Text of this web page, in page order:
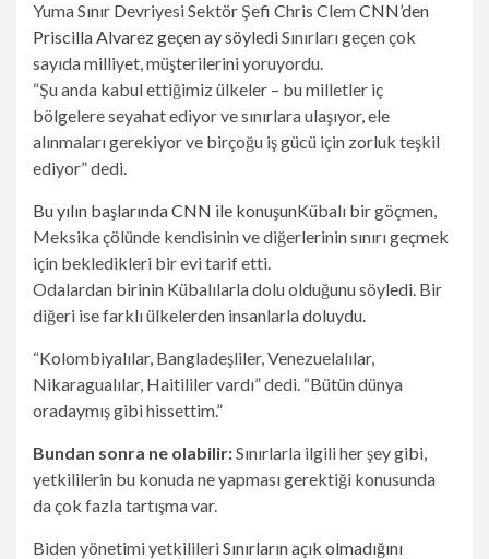
Yuma Sınır Devriyesi Sektör Şefi Chris ClemCNN’den
Priscilla Alvarez geçen ay söylediSınırları geçen çok
sayıda milliyet, müşterilerini yoruyordu.
“Şu anda kabul ettiğimiz ülkeler – bu milletler iç
bölgelere seyahat ediyor ve sınırlara ulaşıyor, ele
alınmaları gerekiyor ve birçoğu iş gücü için zorluk teşkil
ediyor” dedi.
Bu yılın başlarında CNN ile konuşunKübalı bir göçmen,
Meksika çölünde kendisinin ve diğerlerinin sınırı geçmek
için bekledikleri bir evi tarif etti.
Odalardan birinin Kübalılarla dolu olduğunu söyledi. Bir
diğeri ise farklı ülkelerden insanlarla doluydu.
“Kolombiyalılar, Bangladeşliler, Venezuelalılar,
Nikaragualılar, Haitililer vardı” dedi. “Bütün dünya
oradaymış gibi hissettim.”
Bundan sonra ne olabilir:Sınırlarla ilgili her şey gibi,
yetkililerin bu konuda ne yapması gerektiği konusunda
da çok fazla tartışma var.
Biden yönetimi yetkilileriSınırların açık olmadığını